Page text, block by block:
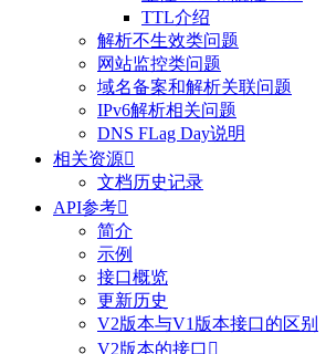
TTL介绍
解析不生效类问题
网站监控类问题
域名备案和解析关联问题
IPv6解析相关问题
DNS FLag Day说明
相关资源
文档历史记录
API参考
简介
示例
接口概览
更新历史
V2版本与V1版本接口的区别
V2版本的接口 